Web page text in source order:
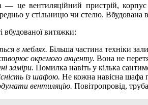
— це вентиляційний пристрій,
у стільницю чи стелю. Вбудована
вбудованої витяжки:
в меблях. Більша частина техніки
окремого акценту. Вона не
заміри. Помилка навіть у кілька
із шафою. Не кожна навісна шафа
вентиляцію. Повітропровід,